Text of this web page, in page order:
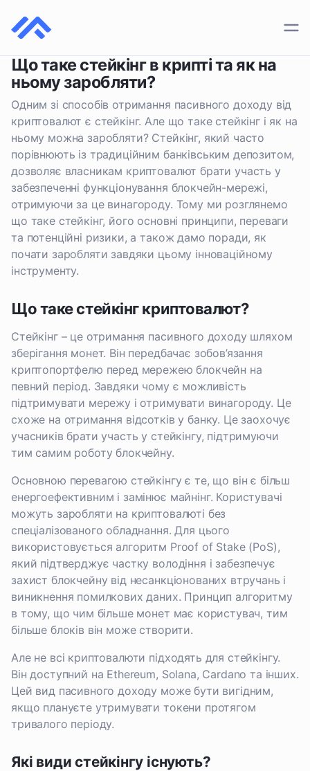
ПЛАТІЖНІ СИСТЕМИ
КРИПТОГАМАНЦІ
КРИПТОБІРЖІ
Що таке стейкінг в крипті та як на
ньому заробляти?
Одним зі способів отримання пасивного доходу від
криптовалют є стейкінг. Але що таке стейкінг і як на
ньому можна заробляти? Стейкінг, який часто
порівнюють із традиційним банківським депозитом,
дозволяє власникам криптовалют брати участь у
забезпеченні функціонування блокчейн-мережі,
отримуючи за це винагороду. Тому ми розглянемо
що таке стейкінг, його основні принципи, переваги
та потенційні ризики, а також дамо поради, як
почати заробляти завдяки цьому інноваційному
інструменту.
Що таке стейкінг криптовалют?
Стейкінг – це отримання пасивного доходу шляхом
зберігання монет. Він передбачає зобов’язання
криптопортфелю перед мережею блокчейн на
певний період. Завдяки чому є можливість
підтримувати мережу і отримувати винагороду. Це
схоже на отримання відсотків у банку. Це заохочує
учасників брати участь у стейкінгу, підтримуючи
тим самим роботу блокчейну.
Основною перевагою стейкінгу є те, що він є більш
енергоефективним і замінює майнінг. Користувачі
можуть заробляти на криптовалюті без
спеціалізованого обладнання. Для цього
використовується алгоритм Proof of Stake (PoS),
який підтверджує частку володіння і забезпечує
захист блокчейну від несанкціонованих втручань і
виникнення помилкових даних. Принцип алгоритму
в тому, що чим більше монет має користувач, тим
більше блоків він може створити.
Але не всі криптовалюти підходять для стейкінгу.
Він доступний на Ethereum, Solana, Cardano та інших.
Цей вид пасивного доходу може бути вигідним,
якщо плануєте утримувати токени протягом
тривалого періоду.
Які види стейкінгу існують?